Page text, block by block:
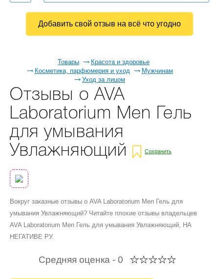
Товары
Красота и здоровье
Косметика, парфюмерия и уход
Мужчинам
Уход за лицом
Отзывы о AVA
Laboratorium Men Гель
для умывания
Увлажняющий
Сохранить
Вокруг заказные отзывы о AVA Laboratorium Men Гель для
умывания Увлажняющий? Читайте плохие отзывы владельцев
AVA Laboratorium Men Гель для умывания Увлажняющий, НА
НЕГАТИВЕ РУ.
Средняя оценка - 0
Добавить свой отзыв на всё что угодно